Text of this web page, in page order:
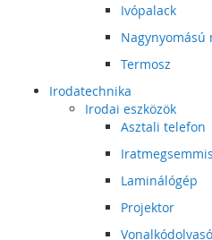
Ivópalack
Nagynyomású
Termosz
Irodatechnika
Irodai eszközök
Asztali telefon
Laminálógép
Projektor
Vonalkódolvasó